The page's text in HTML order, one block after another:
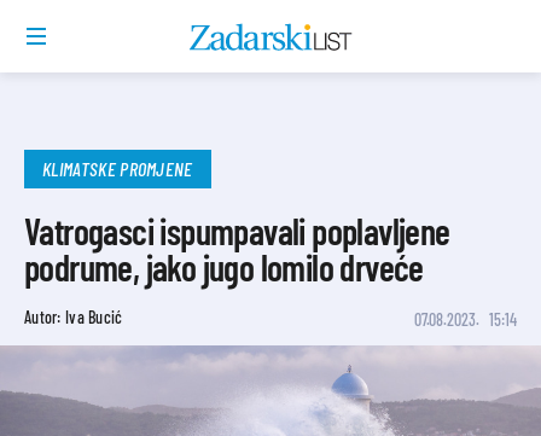
KLIMATSKE PROMJENE
Vatrogasci ispumpavali poplavljene
podrume, jako jugo lomilo drveće
Autor: Iva Bucić 07.08.2023. 15:14